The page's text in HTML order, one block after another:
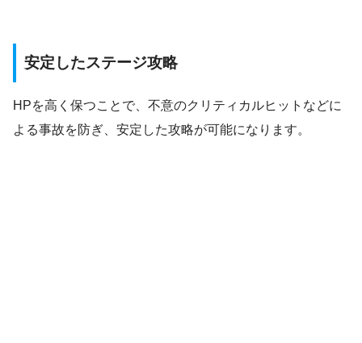
安定したステージ攻略
HPを高く保つことで、不意のクリティカルヒットなどに
よる事故を防ぎ、安定した攻略が可能になります。